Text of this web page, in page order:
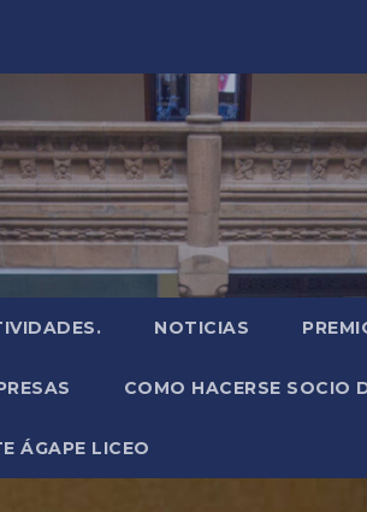
NOTICIAS
COMO HACERSE SOCIO
ÁGAPE LICEO